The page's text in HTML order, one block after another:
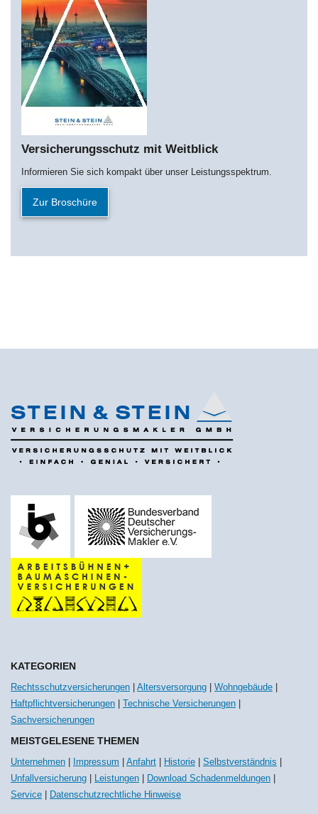
Versicherungsschutz mit Weitblick
Informieren Sie sich kompakt über unser Leistungsspektrum.
Zur Broschüre
KATEGORIEN
Rechtsschutzversicherungen Altersversorgung Wohngebäude
Haftpflichtversicherungen
Technische Versicherungen
Sachversicherungen
MEISTGELESENE THEMEN
Unternehmen Impressum Anfahrt Historie Selbstverständnis
Unfallversicherung
Leistungen Download Schadenmeldungen
Service
Datenschutzrechtliche Hinweise